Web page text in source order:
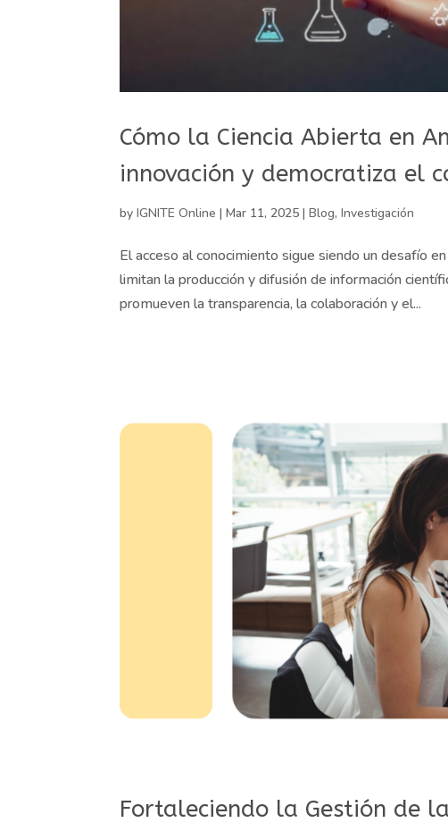
Cómo la Ciencia Abierta en
innovación y democratiza el
byIGNITE Online |Mar 11, 2025 |Blog,Investigación
El acceso al conocimiento sigue siendo un desafío
limitan la producción y difusión de información
promueven la transparencia, la colaboración y el...
Fortaleciendo la Gestión de